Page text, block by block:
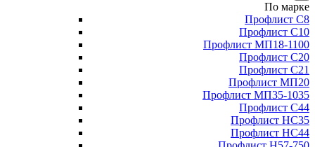
По марке
Профлист С8
Профлист С10
Профлист МП18-1100
Профлист С20
Профлист С21
Профлист МП20
Профлист МП35-1035
Профлист С44
Профлист НС35
Профлист НС44